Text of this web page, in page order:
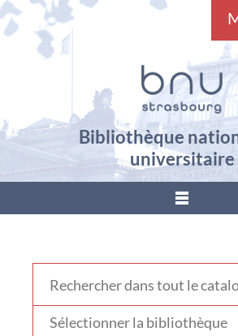
Bibliothèque
universitaire
???
votre